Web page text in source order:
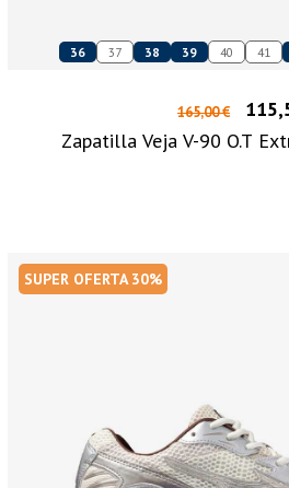
36 37 38 39 40 41
165,00 €
Zapatilla Veja V-90 O.T
SUPER OFERTA 30%